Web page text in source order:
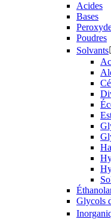
Acides
Bases
Poudres
Solvants
Glycols